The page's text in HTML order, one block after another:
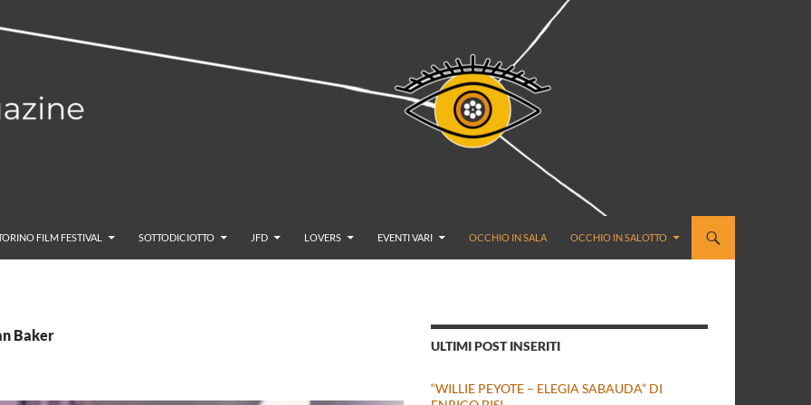
FILM FESTIVAL SOTTODICIOTTO JFD LOVERS EVENTI VARI OCCHIO IN SALA OCCHIO IN SALOTTO
Baker
ULTIMI POST INSERITI
“WILLIE PEYOTE – ELEGIA SABAUDA” DI